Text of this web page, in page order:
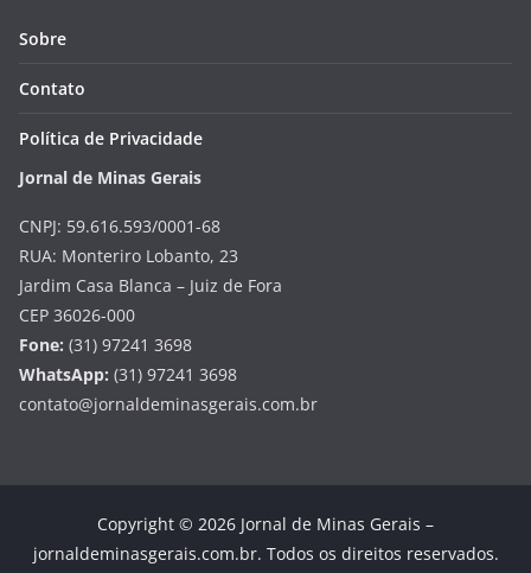
Sobre
Contato
Política de Privacidade
Jornal de Minas Gerais
CNPJ: 59.616.593/0001-68
RUA: Monteriro Lobanto, 23
Jardim Casa Blanca – Juiz de Fora
CEP 36026-000
Fone: (31) 97241 3698
WhatsApp: (31) 97241 3698
contato@jornaldeminasgerais.com.br
Copyright © 2026 Jornal de Minas Gerais –
jornaldeminasgerais.com.br. Todos os direitos reservados.